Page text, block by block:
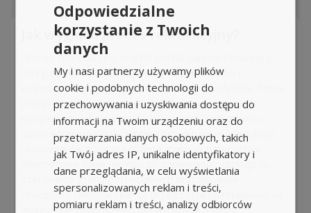
Jak wygląda proces rekrutacyjny?
Proces rekrutacyjny w IWG został zaprojektowany z
uwzględnieniem profesjonalnych standardów i
indywidualnego podejścia do każdego kandydata. Firma
przeprowadza rozmowy kwalifikacyjne i wywiady
kompetencyjne, aby dokładnie ocenić umiejętności i
doświadczenie kandydatów. IWG aktywnie poszukuje
pracowników poprzez różne kanały, w tym portale
internetowe takie jak jobs.pl, zapewniając dostęp do
szerokiego grona potencjalnych pracowników.
Procedury rekrutacyjne są przejrzyste i nastawione na
znalezienie najlepszego dopasowania między
Odpowiedzialne
korzystanie z Twoich
danych
My i nasi partnerzy używamy plików
cookie i podobnych technologii do
przechowywania i uzyskiwania dostępu do
informacji na Twoim urządzeniu oraz do
przetwarzania danych osobowych, takich
jak Twój adres IP, unikalne identyfikatory i
dane przeglądania, w celu wyświetlania
spersonalizowanych reklam i treści,
pomiaru reklam i treści, analizy odbiorców